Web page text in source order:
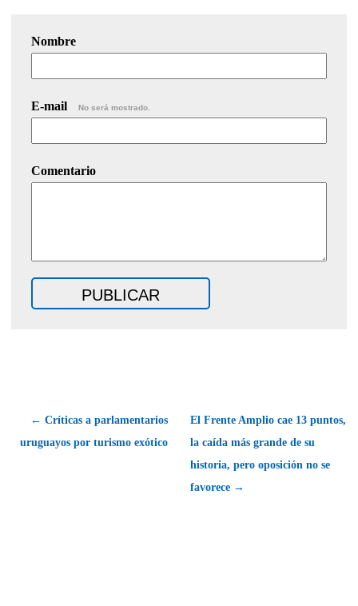
Nombre
E-mail No será mostrado.
Comentario
← Críticas a parlamentarios
uruguayos por turismo exótico
El Frente Amplio cae 13 puntos,
la caída más grande de su
historia, pero oposición no se
favorece →